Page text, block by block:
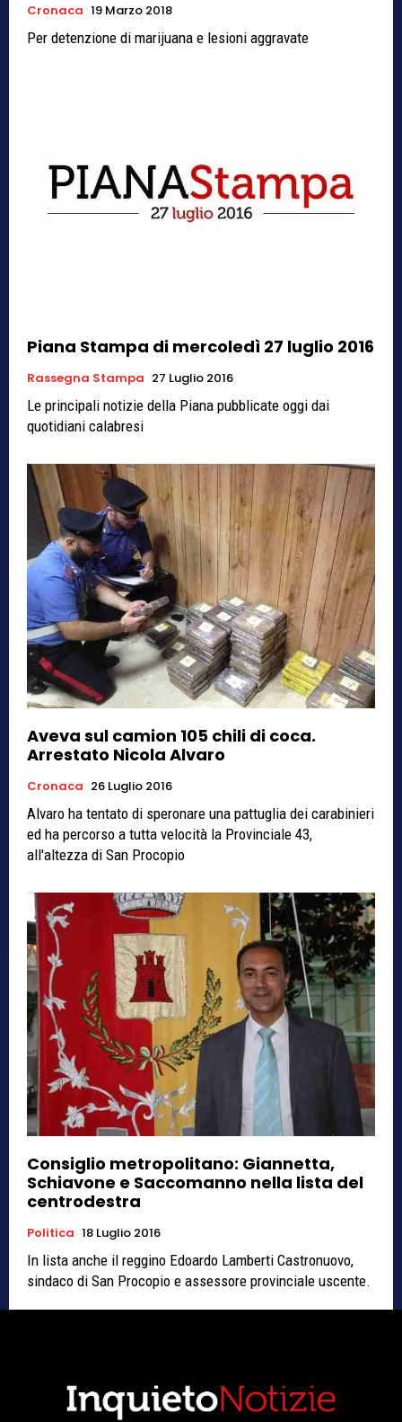
Cronaca 19 Marzo 2018
Per detenzione di marijuana e lesioni aggravate
Piana Stampa di mercoledì 27 luglio 2016
Rassegna Stampa 27 Luglio 2016
Le principali notizie della Piana pubblicate oggi dai
quotidiani calabresi
Aveva sul camion 105 chili di coca.
Arrestato Nicola Alvaro
Cronaca 26 Luglio 2016
Alvaro ha tentato di speronare una pattuglia dei carabinieri
ed ha percorso a tutta velocità la Provinciale 43,
all'altezza di San Procopio
Consiglio metropolitano: Giannetta,
Schiavone e Saccomanno nella lista del
centrodestra
Politica 18 Luglio 2016
In lista anche il reggino Edoardo Lamberti Castronuovo,
sindaco di San Procopio e assessore provinciale uscente.